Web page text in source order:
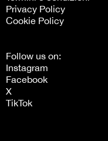
Privacy Policy
Cookie Policy
Follow us on:
Instagram
Facebook
X
TikTok